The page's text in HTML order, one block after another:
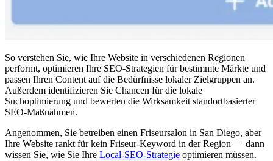
So verstehen Sie, wie Ihre Website in verschiedenen Regionen
performt, optimieren Ihre SEO-Strategien für bestimmte Märkte und
passen Ihren Content auf die Bedürfnisse lokaler Zielgruppen an.
Außerdem identifizieren Sie Chancen für die lokale
Suchoptimierung und bewerten die Wirksamkeit standortbasierter
SEO-Maßnahmen.
Angenommen, Sie betreiben einen Friseursalon in San Diego, aber
Ihre Website rankt für kein Friseur-Keyword in der Region — dann
wissen Sie, wie Sie Ihre Local-SEO-Strategie optimieren müssen.